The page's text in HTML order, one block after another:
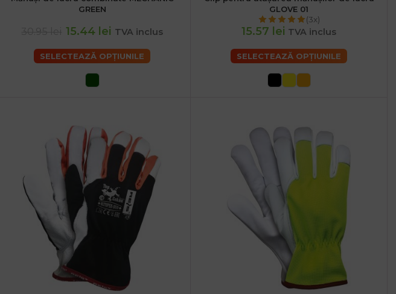
S
GREEN
15.44 lei TVA inclus
SELECTEAZĂ OPȚIUNILE
GLOVE 01
(3x)
15.57 lei TVA inclus
SELECTEAZĂ OPȚIUNILE